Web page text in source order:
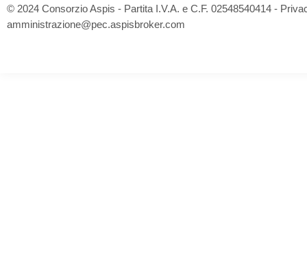
© 2024 Consorzio Aspis - Partita I.V.A. e C.F. 02548540414 -
amministrazione@pec.aspisbroker.com